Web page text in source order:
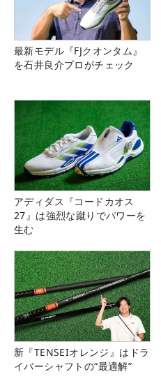
最新モデル『FJクオンタム』
を石井良介プロがチェック
アディダス『コードカオス
27』は強烈な蹴りでパワーを
生む
新『TENSEIオレンジ』はドラ
イバーシャフトの“最適解”